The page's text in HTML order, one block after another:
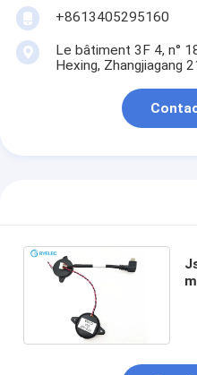
+8613405295160
Le bâtiment 3F 4, n°
Hexing, Zhangjiagang